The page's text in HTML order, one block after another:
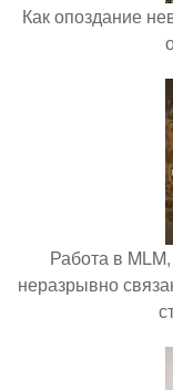
Как опоздание
Работа в
неразрывно